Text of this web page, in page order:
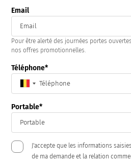
Email
Pour être alerté des journées portes
nos offres promotionnelles.
Téléphone
Portable
J'accepte que les informations
de ma demande et la relation